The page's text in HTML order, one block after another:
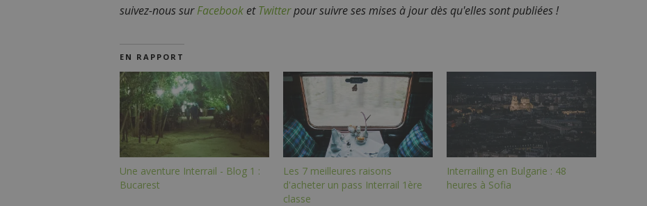
suivez-nous surFacebook etTwitterpour suivre ses mises à jour dès qu'elles sont publiées !
EN RAPPORT
Une aventure Interrail - Blog 1 :
Bucarest
Les 7 meilleures raisons
d'acheter un pass Interrail 1ère
classe
Interrailing en Bulgarie : 48
heures à Sofia